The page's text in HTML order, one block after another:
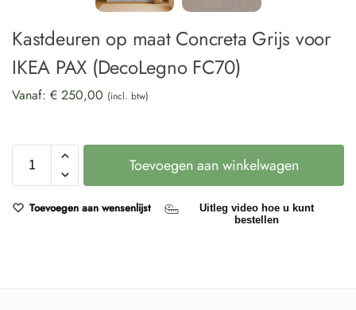
Kastdeuren op maat Concreta Grijs voor
IKEA PAX (DecoLegno FC70)
Vanaf: € 250,00 (incl. btw)
Toevoegen aan winkelwagen
Toevoegen aan wensenlijst
Uitleg video hoe u kunt
bestellen